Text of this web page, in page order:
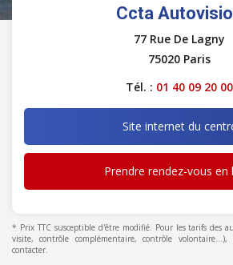
Ccta
77 Rue De Lagny
75020 Paris
Tél. : 01 40 09 20 00
Site internet du
Prendre rendez-vous en
* Prix TTC susceptible d'être modifié. Pour les tarifs des
visite, contrôle complémentaire, contrôle
contacter.